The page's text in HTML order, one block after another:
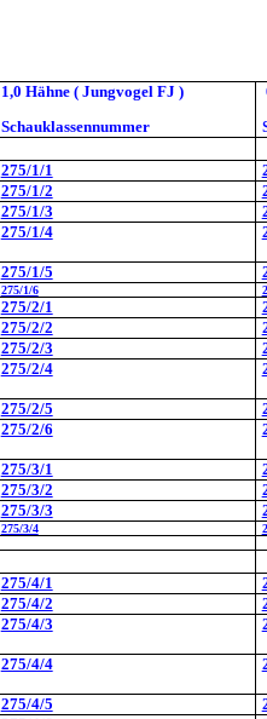
1,0 Hähne ( Jungvogel FJ )
Schauklassennummer
275/1/1
275/1/2
275/1/3
275/1/4
275/1/5
275/1/6
275/2/1
275/2/2
275/2/3
275/2/4
275/2/5
275/2/6
275/3/1
275/3/2
275/3/3
275/3/4
275/4/1
275/4/2
275/4/3
275/4/4
275/4/5